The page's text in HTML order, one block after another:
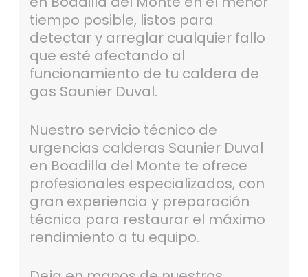
tiempo posible, listos para
detectar y arreglar cualquier fallo
que esté afectando al
funcionamiento de tu caldera de
gas Saunier Duval.
Nuestro servicio técnico de
urgencias calderas Saunier Duval
en Boadilla del Monte te ofrece
profesionales especializados, con
gran experiencia y preparación
técnica para restaurar el máximo
rendimiento a tu equipo.